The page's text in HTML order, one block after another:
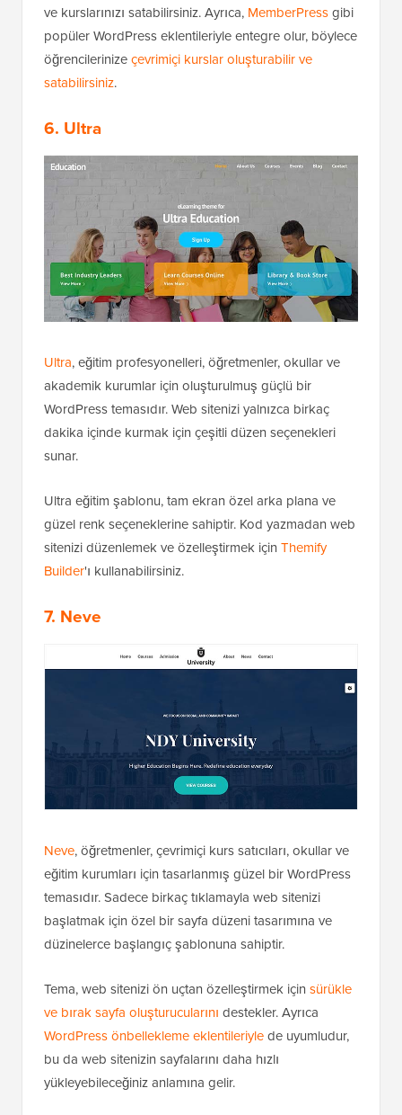
ve kurslarınızı satabilirsiniz. Ayrıca, MemberPressgibi
popüler WordPress eklentileriyle entegre olur, böylece
öğrencilerinizeçevrimiçi kurslar oluşturabilir ve
satabilirsiniz.
6. Ultra
Ultra, eğitim profesyonelleri, öğretmenler, okullar ve
akademik kurumlar için oluşturulmuş güçlü bir
WordPress temasıdır. Web sitenizi yalnızca birkaç
dakika içinde kurmak için çeşitli düzen seçenekleri
sunar.
Ultra eğitim şablonu, tam ekran özel arka plana ve
güzel renk seçeneklerine sahiptir. Kod yazmadan web
sitenizi düzenlemek ve özelleştirmek için Themify
Builder'ı kullanabilirsiniz.
7. Neve
Neve, öğretmenler, çevrimiçi kurs satıcıları, okullar ve
eğitim kurumları için tasarlanmış güzel bir WordPress
temasıdır. Sadece birkaç tıklamayla web sitenizi
başlatmak için özel bir sayfa düzeni tasarımına ve
düzinelerce başlangıç şablonuna sahiptir.
Tema, web sitenizi ön uçtan özelleştirmek için sürükle
ve bırak sayfa oluşturucularını destekler. Ayrıca
WordPress önbellekleme eklentileriylede uyumludur,
bu da web sitenizin sayfalarını daha hızlı
yükleyebileceğiniz anlamına gelir.